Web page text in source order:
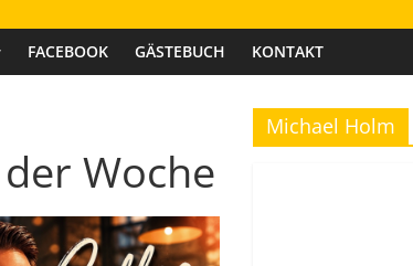
FACEBOOK GÄSTEBUCH KONTAKT
Michael Holm
Woche